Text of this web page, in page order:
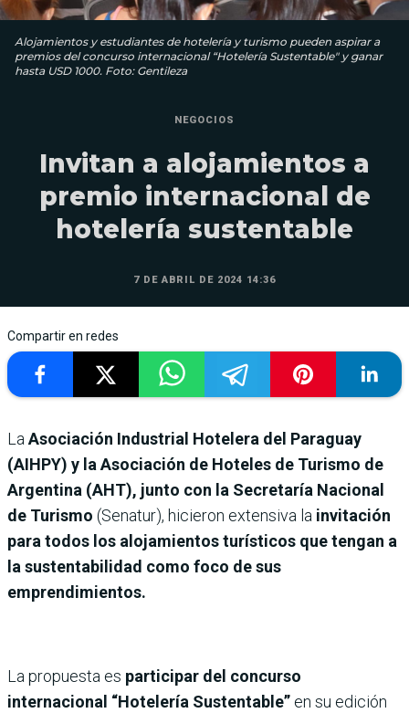
Alojamientos y estudiantes de hotelería y turismo pueden aspirar a
premios del concurso internacional “Hotelería Sustentable" y ganar
hasta USD 1000. Foto: Gentileza
NEGOCIOS
Invitan a alojamientos a
premio internacional de
hotelería sustentable
7 DE ABRIL DE 2024 14:36
Compartir en redes
LaAsociación Industrial Hotelera del Paraguay
(AIHPY) y la Asociación de Hoteles de Turismo de
Argentina (AHT), junto con la Secretaría Nacional
de Turismo (Senatur), hicieron extensiva la invitación
para todos los alojamientos turísticos que tengan a
la sustentabilidad como foco de sus
emprendimientos.
La propuesta es participar del concurso
internacional “Hotelería Sustentable” en su edición